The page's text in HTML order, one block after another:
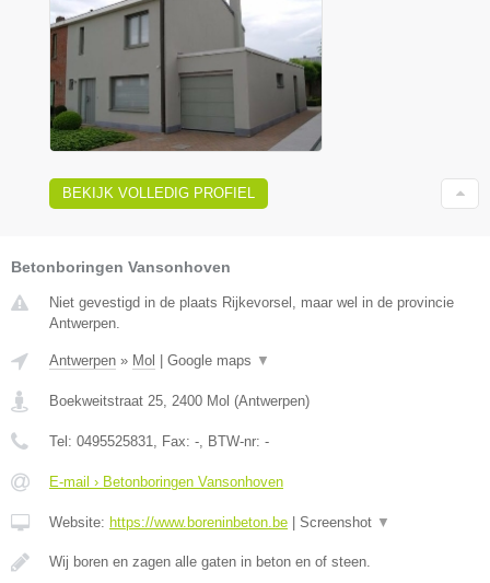
BEKIJK VOLLEDIG PROFIEL
Betonboringen Vansonhoven
Niet gevestigd in de plaats Rijkevorsel, maar wel in de provincie
Antwerpen.
Antwerpen » Mol | Google maps ▼
Boekweitstraat 25 2400 Mol (Antwerpen)
Tel: 0495525831 , Fax: - , BTW-nr: -
E-mail › Betonboringen Vansonhoven
Website: https://www.boreninbeton.be | Screenshot ▼
Wij boren en zagen alle gaten in beton en of steen.